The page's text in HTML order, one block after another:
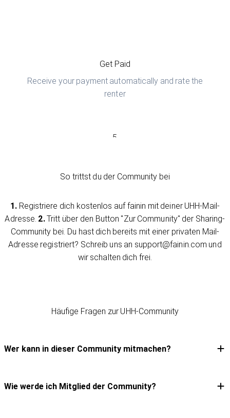
Get Paid
Receive your payment automatically and rate the
renter
5
So trittst du der Community bei
1. Registriere dich kostenlos auf fainin mit deiner UHH-Mail-
Adresse. 2.Tritt über den Button "Zur Community" der Sharing-
Community bei. Du hast dich bereits mit einer privaten Mail-
Adresse registriert? Schreib uns an support@fainin.com und
wir schalten dich frei.
Häufige Fragen zur UHH-Community
Wer kann in dieser Community mitmachen?
Expand answer
Wie werde ich Mitglied der Community?
Expand answer